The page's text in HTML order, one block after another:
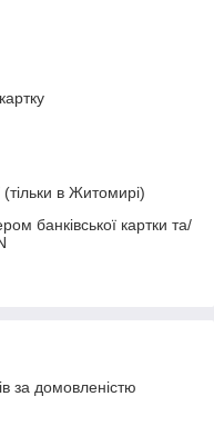
в Житомирі)
банківської картки та/
за домовленістю